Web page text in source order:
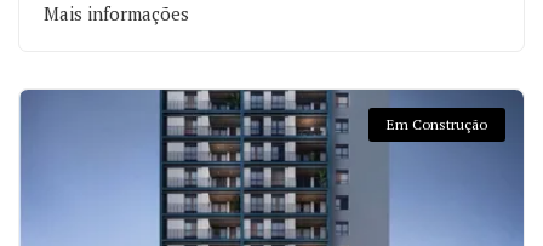
Mais informações
Em Construção